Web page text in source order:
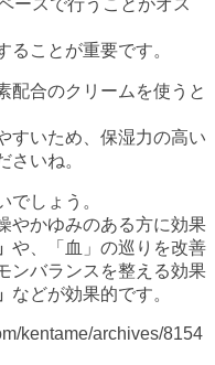
ースで行うことがオス
ことが重要です。
配合のクリームを使うと
すいため、保湿力の高い
さいね。
でしょう。
やかゆみのある方に効果
や、「血」の巡りを改善
ンバランスを整える効果
などが効果的です。
kentame/archives/8154